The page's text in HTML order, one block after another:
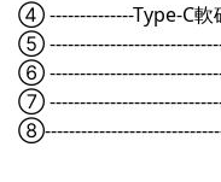
④ --------------Type-C軟
⑤
⑥
⑦